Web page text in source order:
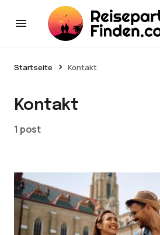
Startseite Kontakt
Kontakt
1 post